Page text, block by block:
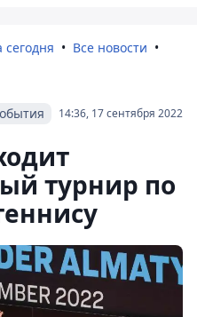
Все новости
14:36, 17 сентября 2022
турнир по